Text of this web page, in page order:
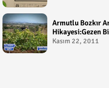
Armutlu Bozkır
Hikayesi:Gezen
Kasım 22, 2011